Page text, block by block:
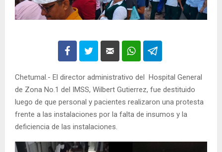
Chetumal.- El director administrativo del Hospital General
de Zona No.1 del IMSS, Wilbert Gutierrez, fue destituido
luego de que personal y pacientes realizaron una protesta
frente a las instalaciones por la falta de insumos y la
deficiencia de las instalaciones.